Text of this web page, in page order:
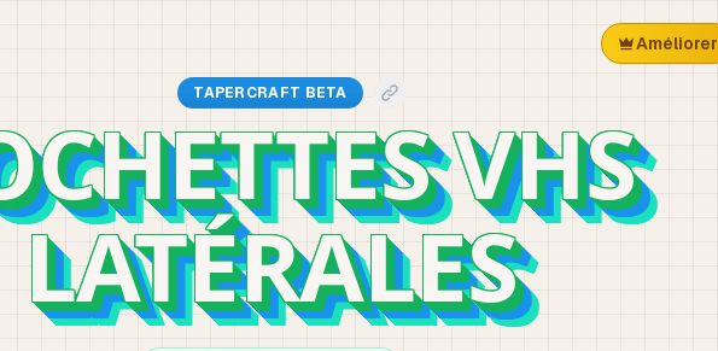
Améliorer
TAPERCRAFT BETA
VHS
LATÉRALES